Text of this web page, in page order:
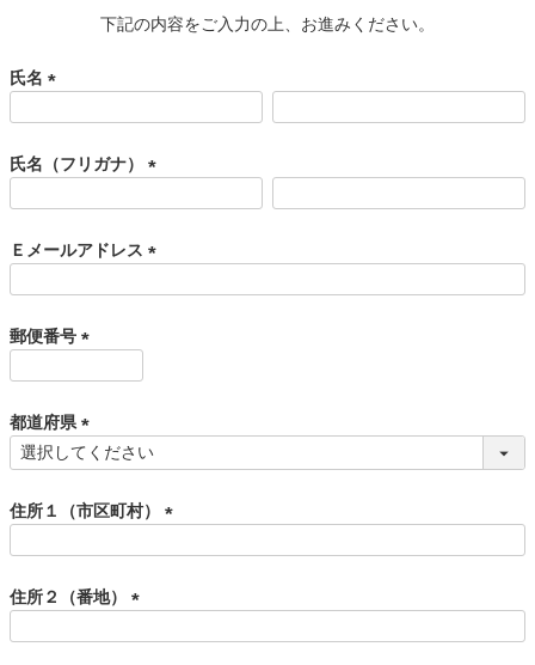
下記の内容をご入力の上、お進みください。
氏名
須
)
氏名（フリガナ）
須
)
Ｅメールアドレス
郵便番号
須
)
都道府県
(
須
)
住所１（市区町村）
)
住所２（番地）